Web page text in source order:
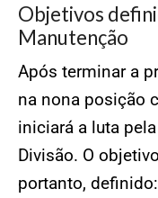
Objetivos
Manutenção
Após terminar a
na nona posição
iniciará a luta
Divisão. O
portanto,